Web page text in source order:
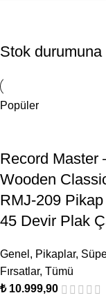
Stok
Popüler
Record Master
Wooden
RMJ-209
45 Devir Plak
Genel , Pikaplar,
Fırsatlar, Tümü
₺